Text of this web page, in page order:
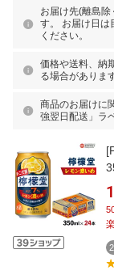
お届け先(離島除
す。 お届け日は
ください。
価格や送料、納
る場合がありま
商品のお届けに
強翌日配送」ラ